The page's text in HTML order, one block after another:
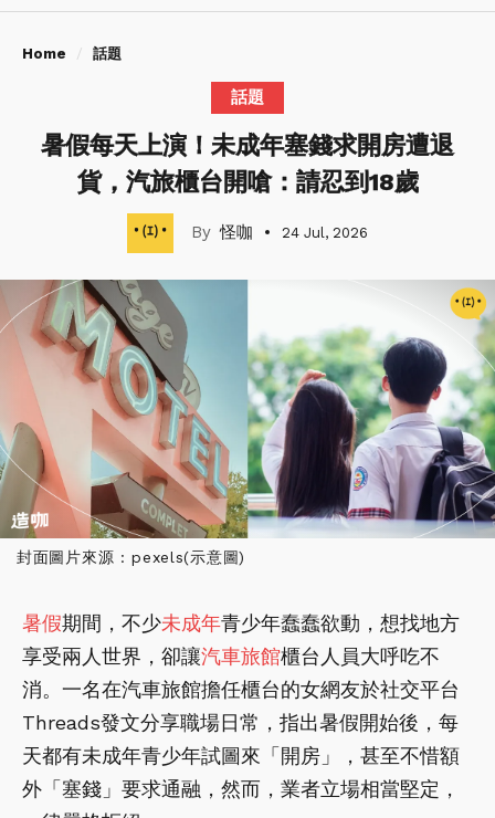
Home 話題
話題
暑假每天上演！未成年塞錢求開房遭退
貨，汽旅櫃台開嗆：請忍到18歲
怪咖 24 Jul, 2026
封面圖片來源 : pexels(示意圖)
暑假期間，不少未成年青少年蠢蠢欲動，想找地方
享受兩人世界，卻讓汽車旅館櫃台人員大呼吃不
消。一名在汽車旅館擔任櫃台的女網友於社交平台
Threads發文分享職場日常，指出暑假開始後，每
天都有未成年青少年試圖來「開房」，甚至不惜額
外「塞錢」要求通融，然而，業者立場相當堅定，